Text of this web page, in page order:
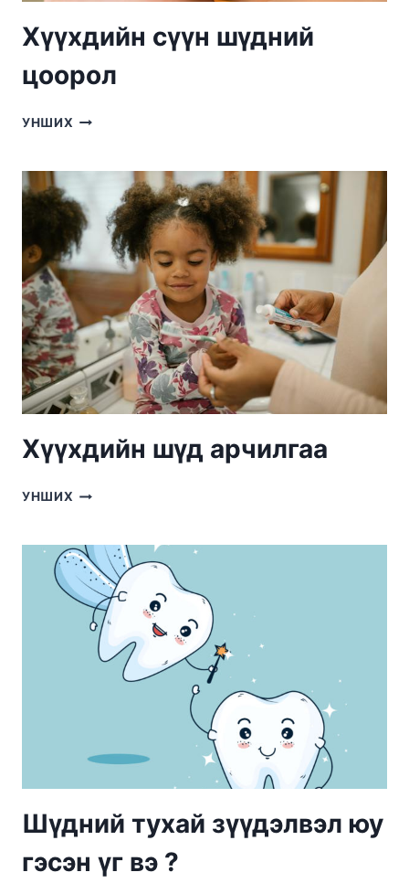
Хүүхдийн сүүн шүдний
цоорол
УНШИХ ХҮҮХДИЙН
ЦООРОЛ
Хүүхдийн шүд арчилгаа
УНШИХ ХҮҮХДИЙН
Шүдний тухай зүүдэлвэл юу
гэсэн үг вэ ?